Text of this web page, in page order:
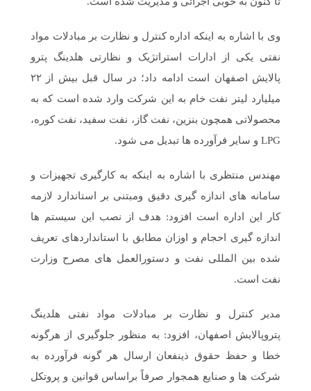
وی با اشاره به اینکه اداره کنترل و نظارت بر مبادلات مواد
نفتی یکی از ادارات استراتژیک و نظارتی هلدینگ پترو
پالایش اصفهان است ادامه داد؛ در سال قبل بیش از ۲۲
میلیارد لیتر نفت خام به این شرکت وارد شده است که به
محصولاتی همچون بنزین، نفت گاز، نفت سفید، نفت کوره،
LPG و سایر فرآورده ها تبدیل می شود.
مهندس منتظری با اشاره به اینکه به کارگیری تجهیزات و
سامانه های اندازه گیری دقیق ومبتنی بر استاندارد لازمه
کار این اداره است افزود: هدف از نصب این سیستم ها
اندازه گیری احجام و اوزان مطابق با استانداردهای تعریف
شده بین المللی نفت و دستورالعمل های مصرح وزارت
نفت است.
مدیر کنترل و نظارت بر مبادلات مواد نفتی هلدینگ
پتروپالایش اصفهان، افزود: به منظور جلوگیری از هرگونه
خطا و حفظ حقوق ذینفعان ارسال هر گونه فرآورده به
شرکت ها و صنایع همجوار صرفاً براساس قوانین و پروتکل